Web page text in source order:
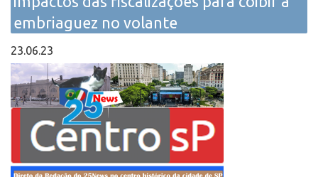
embriaguez no volante
23.06.23